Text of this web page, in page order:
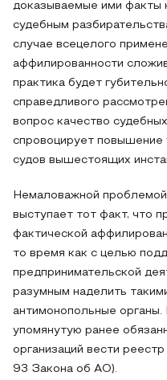
доказываемые ими факты
судебным
случае всецелого
аффилированности
практика будет
справедливого
вопрос качество
спровоцирует повышение
судов вышестоящих
Немаловажной
выступает тот факт, что
фактической
то время как с целью
предпринимательской
разумным наделить
антимонопольные
упомянутую ранее
организаций вести
93 Закона об АО).